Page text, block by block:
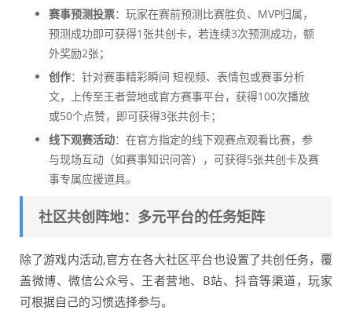
赛事预测投票：玩家在赛前预测比赛胜负、MVP归属，
预测成功即可获得1张共创卡，若连续3次预测成功，额
外奖励2张；
创作：针对赛事精彩瞬间 短视频、表情包或赛事分析
文，上传至王者营地或官方赛事平台，获得100次播放
或50个点赞，即可获得3张共创卡；
线下观赛活动：在官方指定的线下观赛点观看比赛，参
与现场互动（如赛事知识问答），可获得5张共创卡及赛
事专属应援道具。
社区共创阵地：多元平台的任务矩阵
除了游戏内活动,官方在各大社区平台也设置了共创任务，覆
盖微博、微信公众号、王者营地、B站、抖音等渠道，玩家
可根据自己的习惯选择参与。